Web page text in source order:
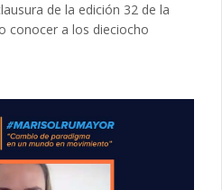
de la edición 32 de la
conocer a los dieciocho